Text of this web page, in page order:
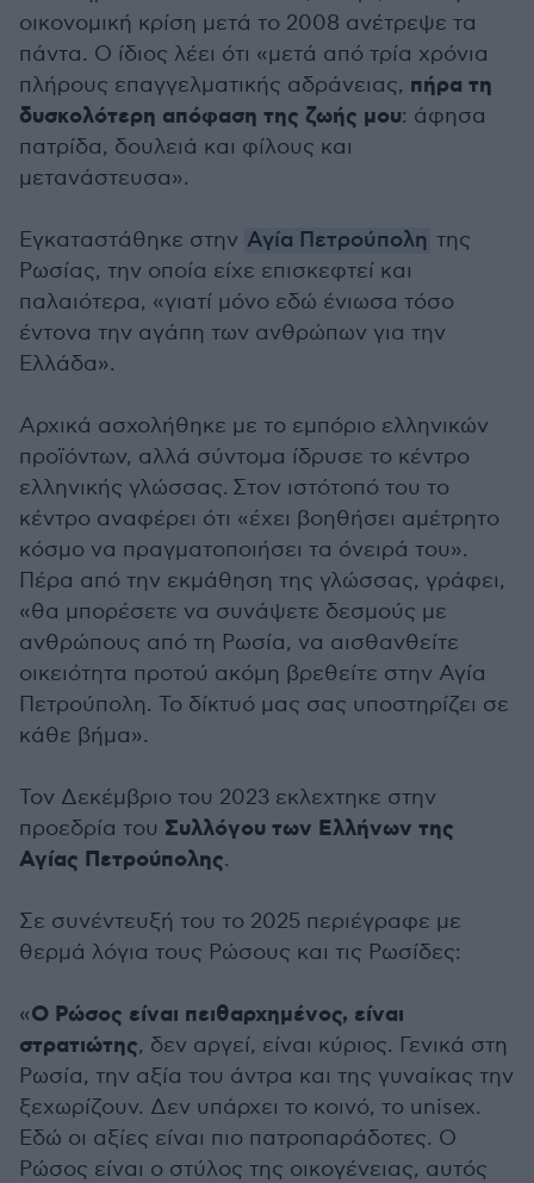
οικονομική κρίση μετά το 2008 ανέτρεψε τα
πάντα. Ο ίδιος λέει ότι «μετά από τρία χρόνια
πλήρους επαγγελματικής αδράνειας, πήρα τη
δυσκολότερη απόφαση της ζωής μου: άφησα
πατρίδα, δουλειά και φίλους και
μετανάστευσα».
Εγκαταστάθηκε στην Αγία Πετρούπολη της
Ρωσίας, την οποία είχε επισκεφτεί και
παλαιότερα, «γιατί μόνο εδώ ένιωσα τόσο
έντονα την αγάπη των ανθρώπων για την
Ελλάδα».
Αρχικά ασχολήθηκε με το εμπόριο ελληνικών
προϊόντων, αλλά σύντομα ίδρυσε το κέντρο
ελληνικής γλώσσας. Στον ιστότοπό του το
κέντρο αναφέρει ότι «έχει βοηθήσει αμέτρητο
κόσμο να πραγματοποιήσει τα όνειρά του».
Πέρα από την εκμάθηση της γλώσσας, γράφει,
«θα μπορέσετε να συνάψετε δεσμούς με
ανθρώπους από τη Ρωσία, να αισθανθείτε
οικειότητα προτού ακόμη βρεθείτε στην Αγία
Πετρούπολη. Το δίκτυό μας σας υποστηρίζει σε
κάθε βήμα».
Τον Δεκέμβριο του 2023 εκλεχτηκε στην
προεδρία του Συλλόγου των Ελλήνων της
Αγίας Πετρούπολης.
Σε συνέντευξή του το 2025 περιέγραφε με
θερμά λόγια τους Ρώσους και τις Ρωσίδες:
«Ο Ρώσος είναι πειθαρχημένος, είναι
στρατιώτης, δεν αργεί, είναι κύριος. Γενικά στη
Ρωσία, την αξία του άντρα και της γυναίκας την
ξεχωρίζουν. Δεν υπάρχει το κοινό, το unisex.
Εδώ οι αξίες είναι πιο πατροπαράδοτες. Ο
Ρώσος είναι ο στύλος της οικογένειας, αυτός